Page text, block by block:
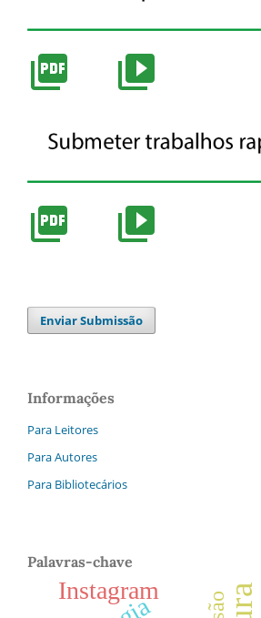
Enviar Submissão
Informações
Para Leitores
Para Autores
Para Bibliotecários
Palavras-chave
Instagram